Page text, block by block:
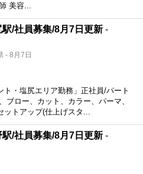
美容...
/社員募集/8月7日更新 -
- 8月7日
ト・塩尻エリア勤務」正社員/パート
ロー、カット、カラー、パーマ、
トアップ(仕上げスタ...
/社員募集/8月7日更新 -